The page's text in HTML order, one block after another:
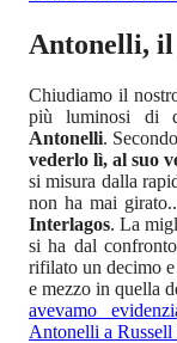
Antonelli, il
Chiudiamo il
più luminosi di
Antonelli.
vederlo lì, al suo
si misura dalla
non ha mai
Interlagos. La
si ha dal
rifilato un decimo
e mezzo in quella
avevamo
Antonelli a Russell